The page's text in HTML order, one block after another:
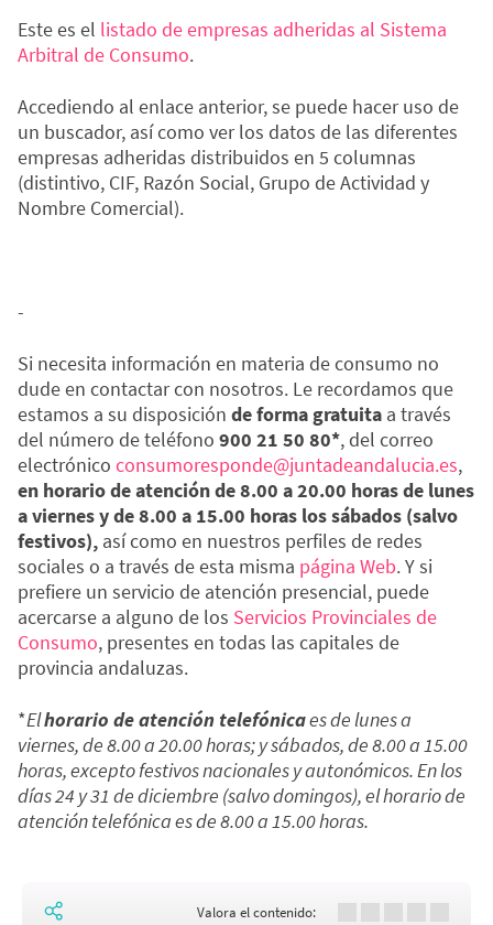
Este es el listado de empresas adheridas al Sistema
Arbitral de Consumo.
Accediendo al enlace anterior, se puede hacer uso de
un buscador, así como ver los datos de las diferentes
empresas adheridas distribuidos en 5 columnas
(distintivo, CIF, Razón Social, Grupo de Actividad y
Nombre Comercial).
-
Si necesita información en materia de consumo no
dude en contactar con nosotros. Le recordamos que
estamos a su disposición de forma gratuita a través
del número de teléfono 900 21 50 80*, del correo
electrónico consumoresponde@juntadeandalucia.es,
en horario de atención de 8.00 a 20.00 horas de lunes
a viernes y de 8.00 a 15.00 horas los sábados (salvo
festivos), así como en nuestros perfiles de redes
sociales o a través de esta misma página Web. Y si
prefiere un servicio de atención presencial, puede
acercarse a alguno de los Servicios Provinciales de
Consumo, presentes en todas las capitales de
provincia andaluzas.
*Elhorario de atención telefónicaes de lunes a
viernes, de 8.00 a 20.00 horas; y sábados, de 8.00 a 15.00
horas, excepto festivos nacionales y autonómicos. En los
días 24 y 31 de diciembre (salvo domingos), el horario de
atención telefónica es de 8.00 a 15.00 horas.
Valora el contenido: